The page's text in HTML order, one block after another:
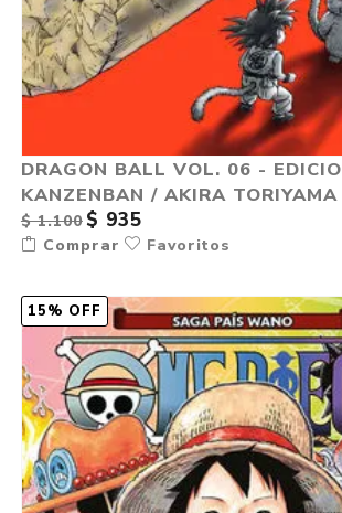
DRAGON BALL VOL. 06 -
KANZENBAN / AKIRA TORIYAMA
$ 1.100 $ 935
Comprar Favoritos
15% OFF